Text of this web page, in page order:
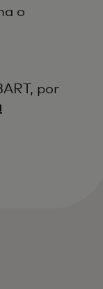
o
por
pestaña